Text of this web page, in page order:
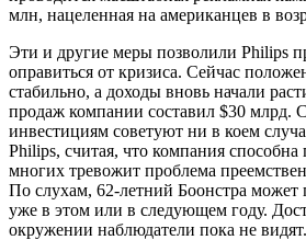
млн, нацеленная на американцев в
Эти и другие меры позволили Philips
оправиться от кризиса. Сейчас
стабильно, а доходы вновь начали
продаж компании составил $30 млрд.
инвестициям советуют ни в коем
Philips, считая, что компания
многих тревожит проблема
По слухам, 62-летний Боонстра
уже в этом или в следующем году.
окружении наблюдатели пока не видят.